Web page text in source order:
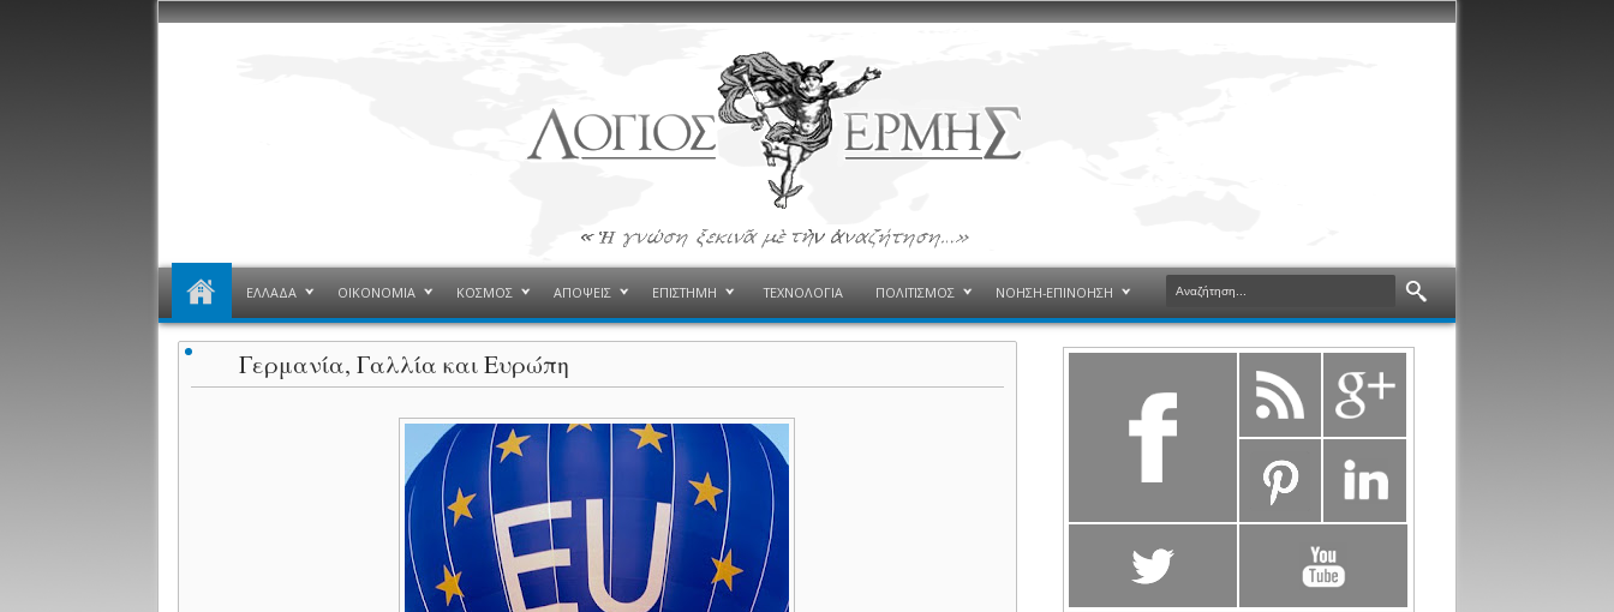
ΕΛΛΑΔΑ ΟΙΚΟΝΟΜΙΑ ΚΟΣΜΟΣ ΑΠΟΨΕΙΣ ΕΠΙΣΤΗΜΗ ΤΕΧΝΟΛΟΓΙΑ ΠΟΛΙΤΙΣΜΟΣ ΝΟΗΣΗ-ΕΠΙΝΟΗΣΗ
Γερμανία, Γαλλία και Ευρώπη